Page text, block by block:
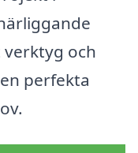
och
perfekta